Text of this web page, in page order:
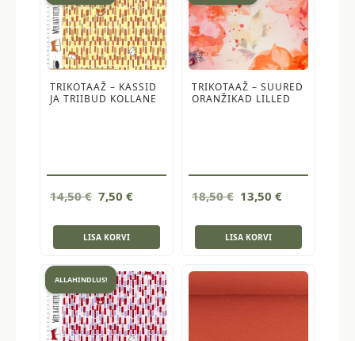
TRIKOTAAŽ – KASSID
JA TRIIBUD KOLLANE
14,50€ Algne
oli:
14,50 €.
7,50 €Current
is:
LISA KORVI
TRIKOTAAŽ – SUURED
ORANŽIKAD LILLED
18,50€ Algne
oli:
18,50 €.
13,50 €Current
is:
LISA KORVI
ALLAHINDLUS!